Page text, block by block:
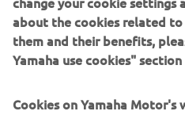
Innovations such as the
a smoother, space-saving and
conventional belt and roller
pace in factory automation.
all produced in-house,
about the cookies related to
them and their benefits,
Yamaha use cookies"
Cookies on Yamaha Motor's